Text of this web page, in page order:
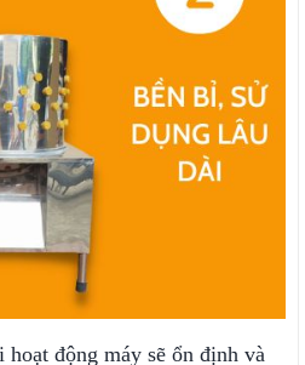
động máy sẽ ổn định và